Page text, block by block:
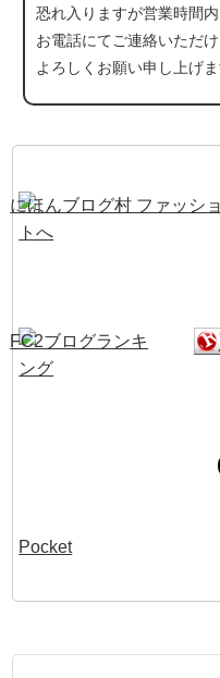
恐れ入りますが営業時間
お電話にてご連絡いただ
よろしくお願い申し上げ
Pocket